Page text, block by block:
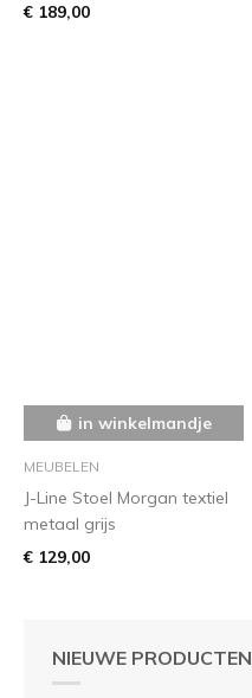
NIEUWE PRODUCTEN
€ 189,00
in winkelmandje
MEUBELEN
J-Line Stoel Morgan textiel
metaal grijs
€ 129,00